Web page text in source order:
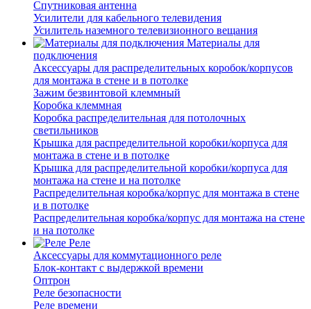
Спутниковая антенна
Усилители для кабельного телевидения
Усилитель наземного телевизионного вещания
Материалы для
подключения
Аксессуары для распределительных коробок/корпусов
для монтажа в стене и в потолке
Зажим безвинтовой клеммный
Коробка клеммная
Коробка распределительная для потолочных
светильников
Крышка для распределительной коробки/корпуса для
монтажа в стене и в потолке
Крышка для распределительной коробки/корпуса для
монтажа на стене и на потолке
Распределительная коробка/корпус для монтажа в стене
и в потолке
Распределительная коробка/корпус для монтажа на стене
и на потолке
Реле
Аксессуары для коммутационного реле
Блок-контакт с выдержкой времени
Оптрон
Реле безопасности
Реле времени